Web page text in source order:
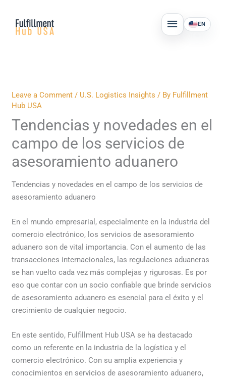
content
MAIN
MENU
EN
Leave a Comment / U.S. Logistics Insights / By Fulfillment
Hub USA
Tendencias y novedades en el
campo de los servicios de
asesoramiento aduanero
Tendencias y novedades en el campo de los servicios de
asesoramiento aduanero
En el mundo empresarial, especialmente en la industria del
comercio electrónico, los servicios de asesoramiento
aduanero son de vital importancia. Con el aumento de las
transacciones internacionales, las regulaciones aduaneras
se han vuelto cada vez más complejas y rigurosas. Es por
eso que contar con un socio confiable que brinde servicios
de asesoramiento aduanero es esencial para el éxito y el
crecimiento de cualquier negocio.
En este sentido, Fulfillment Hub USA se ha destacado
como un referente en la industria de la logística y el
comercio electrónico. Con su amplia experiencia y
conocimientos en servicios de asesoramiento aduanero,